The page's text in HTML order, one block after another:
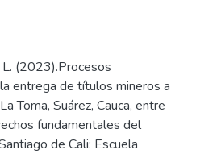
L. (2023).Procesos
entrega de títulos mineros a
Toma, Suárez, Cauca, entre
fundamentales del
de Cali: Escuela